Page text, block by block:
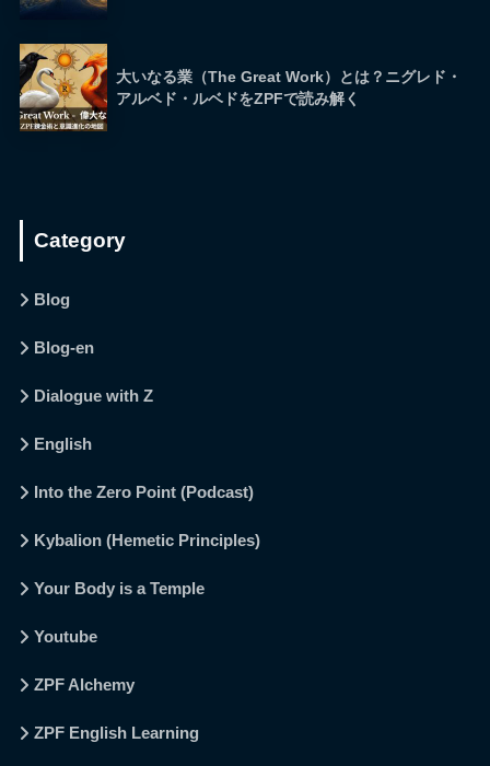
大いなる業（The Great Work）とは？ニグレド・
アルベド・ルベドをZPFで読み解く
Category
Blog
Blog-en
Dialogue with Z
English
Into the Zero Point (Podcast)
Kybalion (Hemetic Principles)
Your Body is a Temple
Youtube
ZPF Alchemy
ZPF English Learning